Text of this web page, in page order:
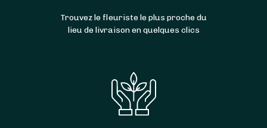
Trouvez le fleuriste le plus proche du
lieu de livraison en quelques clics